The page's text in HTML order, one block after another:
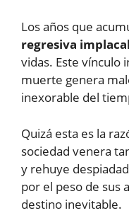
Los años que
regresiva
vidas. Este vínculo
muerte genera
inexorable del
Quizá esta es la
sociedad venera
y rehuye
por el peso de sus
destino inevitable.